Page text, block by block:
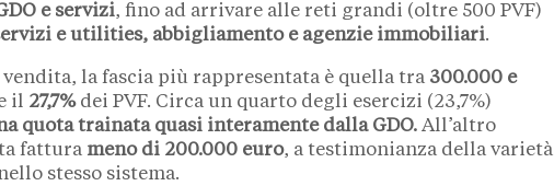
e servizi, fino ad arrivare alle reti grandi (oltre 500 PVF)
e utilities, abbigliamento e agenzie immobiliari.
la fascia più rappresentata è quella tra 300.000 e
il 27,7%dei PVF. Circa un quarto degli esercizi (23,7%)
quota trainata quasi interamente dalla GDO. All’altro
fattura meno di 200.000 euro, a testimonianza della varietà
stesso sistema.